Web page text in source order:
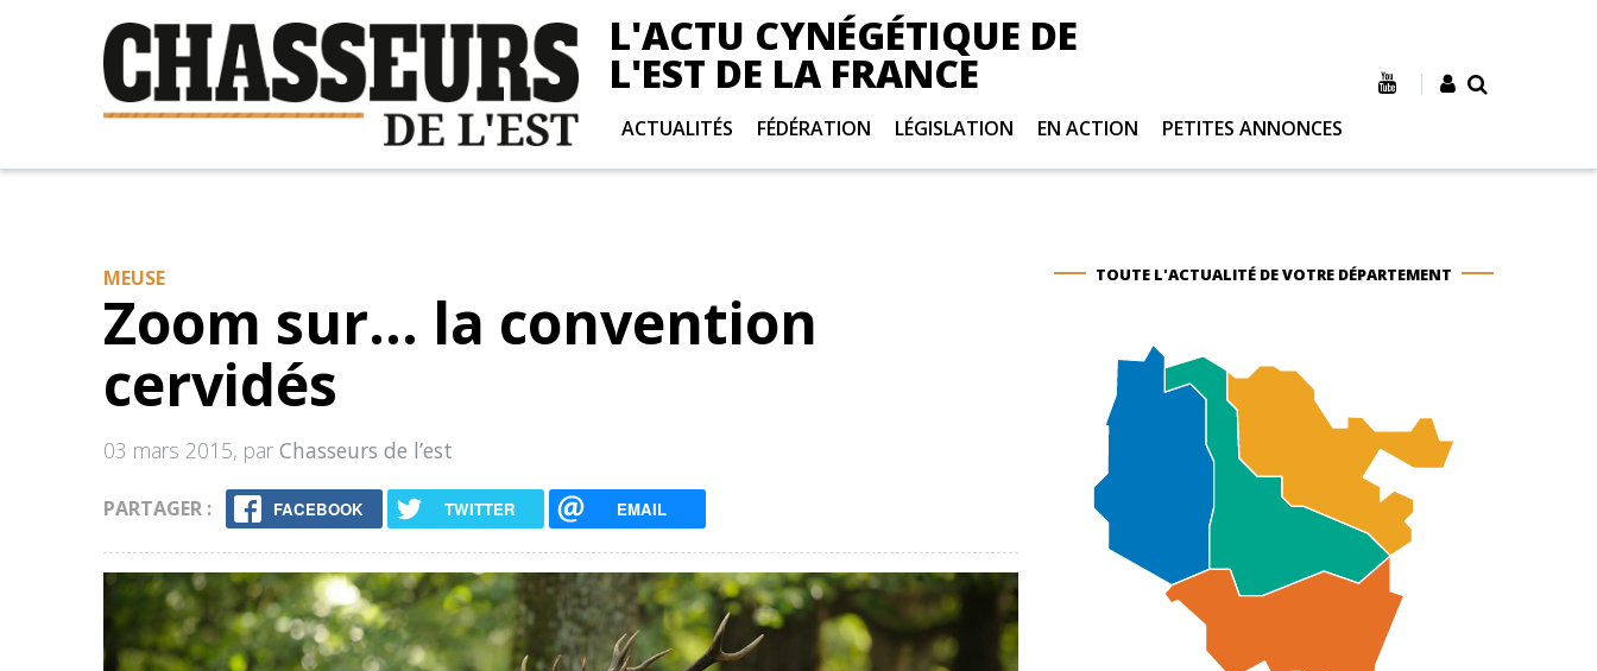
L'ACTU CYNÉGÉTIQUE DE
L'EST DE LA FRANCE
ACTUALITÉS FÉDÉRATION LÉGISLATION EN ACTION PETITES ANNONCES
MEUSE
Zoom sur... la convention
cervidés
03 mars 2015, par Chasseurs de l’est
PARTAGER : FACEBOOK TWITTER EMAIL
TOUTE L'ACTUALITÉ DE VOTRE DÉPARTEMENT